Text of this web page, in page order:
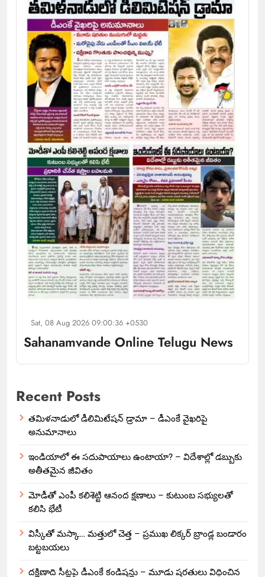
Sat, 08 Aug 2026 09:00:36 +0530
Sahanamvande Online Telugu News
Recent Posts
తమిళనాడులో డీలిమిటేషన్ డ్రామా – డీఎంకే వైఖరిపై
అనుమానాలు
ఇండియాలో‌ ఈ సదుపాయాలు ఉంటాయా? – విదేశాల్లో డబ్బుకు
అతీతమైన జీవితం
మోడీతో ఎంపీ కలిశెట్టి ఆనంద క్షణాలు – కుటుంబ సభ్యులతో
కలిసి భేటీ
విస్కీతో మస్కా… మత్తులో చెత్త – ప్రముఖ లిక్కర్ బ్రాండ్ల బండారం
బట్టబయలు
దక్షిణాది సీట్లపై డీఎంకే కండిషన్లు – మూడు షరతులు విధించిన